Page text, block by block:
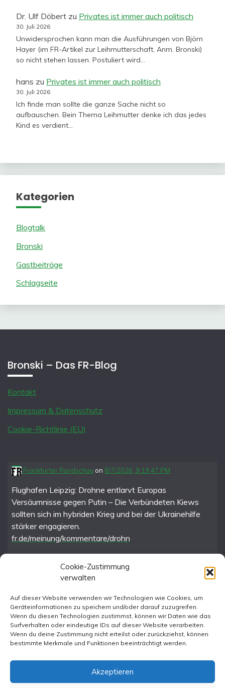
Cookie-Zustimmung
verwalten
Auf dieser Website verwenden wir Technologien wie Cookies, um
Geräteinformationen zu speichern und/oder darauf zuzugreifen.
Wenn du diesen Technologien zustimmst, können wir Daten wie das
Surfverhalten oder eindeutige IDs auf dieser Website verarbeiten.
Wenn du deine Zustimmung nicht erteilst oder zurückziehst, können
bestimmte Merkmale und Funktionen beeinträchtigt werden.
Akzeptieren
Dr. Ulf Döbert zu Privates ist immer auch politisch
30. Juli 2026
Unwidersprochen kann man die Ausführungen von Björn
Hayer (im FR-Artikel zur Leihmutterschaft, Anm. Bronski)
so nicht stehen lassen. Postuliert wird…
hans zu Privates ist immer auch politisch
30. Juli 2026
Ich finde man sollte die ganze Sache nicht so
aufbauschen. Bein Thema Leihmutter denke ich das jedes
Kind es verdient…
Kategorien
Blogtalk
Bronski
Gastbeiträge
Schlagseite
Bronski – Das FR-Blog
Kontakt
Impressum & Datenschutz
Cookie-Richtlinie (EU)
Frankfurter Rundschau on 8/7/2026, 9:19:47 PM
Flughafen Leipzig: Drohne entlarvt Europas
Versäumnisse gegen Putin – Die Verbündeten Kiews
sollten sich im hybriden Krieg und bei der Ukrainehilfe
stärker engagieren.
fr.de/meinung/kommentare/drohn
Instagram